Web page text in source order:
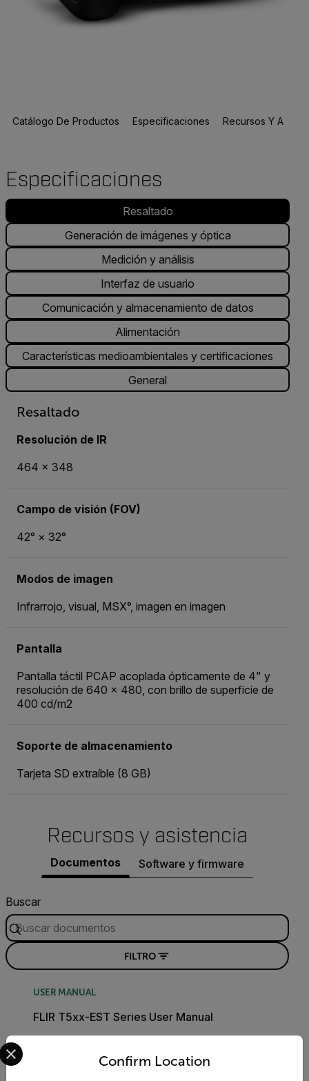
Catálogo De Productos Especificaciones Recursos Y
Especificaciones
Resaltado
Generación de imágenes y óptica
Medición y análisis
Interfaz de usuario
Comunicación y almacenamiento de datos
Alimentación
Características medioambientales y certificaciones
General
Resaltado
Resolución de IR
464 × 348
Campo de visión (FOV)
42° × 32°
Modos de imagen
Infrarrojo, visual, MSX°, imagen en imagen
Pantalla
Pantalla táctil PCAP acoplada ópticamente de 4" y
resolución de 640 × 480, con brillo de superficie de
400 cd/m2
Soporte de almacenamiento
Tarjeta SD extraíble (8 GB)
Recursos y asistencia
Documentos Software y firmware
Buscar
FILTRO
USER MANUAL
FLIR T5xx-EST Series User Manual
Confirm Location
Select your preferred country and language from the